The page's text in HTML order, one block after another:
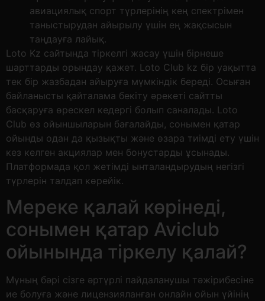
авиациялық спорт түрлерінің кең спектрімен
таныстырудан айырылу үшін ең жақсысын
таңдауға лайық.
Loto Kz сайтында тіркелгі жасау үшін бірнеше
шарттарды орындау қажет. Loto Club kz бір уақытта
тек бір жазбадан айыруға мүмкіндік береді. Осыған
байланысты қайталама бекіту әрекеті сайтты
басқаруға өрескел кедергі болып саналады. Loto
Club өз ойыншыларын бағалайды, сонымен қатар
ойынды одан да қызықты және өзара тиімді ету үшін
кез келген акциялар мен бонустарды ұсынады.
Платформада қол жетімді ынталандырудың негізгі
түрлерін талдап көрейік.
Мереке қалай көрінеді,
сонымен қатар Aviclub
ойынында тіркелу қалай?
Мұның бәрі сізге әртүрлі пайдаланушы тәжірибесіне
ие болуға және лицензияланған онлайн ойын үйінің